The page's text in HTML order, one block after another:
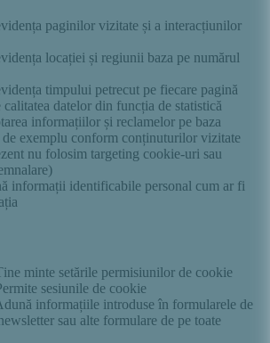
paginilor vizitate și a interacțiunilor
locației și regiunii baza pe numărul
timpului petrecut pe fiecare pagină
datelor din funcția de statistică
informațiilor și reclamelor pe baza
de exemplu conform conținuturilor vizitate
nu folosim targeting cookie-uri sau
informații identificabile personal cum ar fi
minte setările permisiunilor de cookie
sesiunile de cookie
informațiile introduse în formularele de
sau alte formulare de pe toate